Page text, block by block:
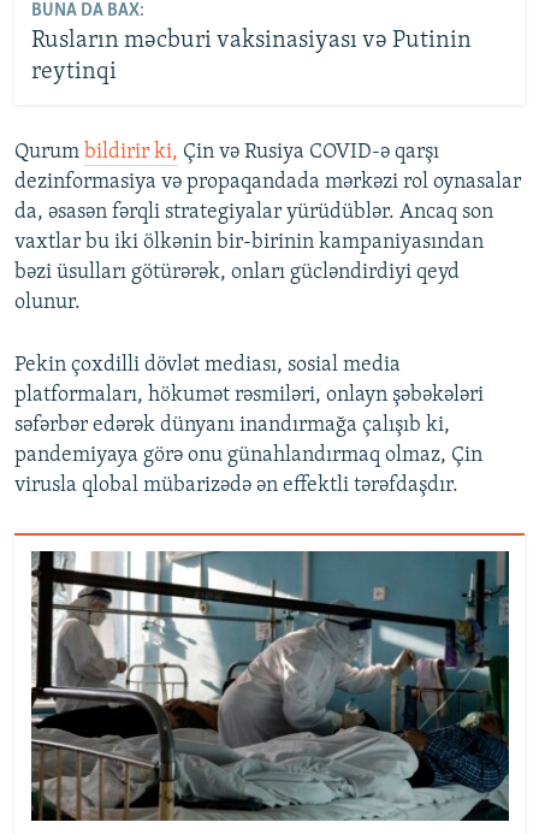
BUNA DA BAX:
Rusların məcburi vaksinasiyası və Putinin
reytinqi
Qurum bildirir ki, Çin və Rusiya COVID-ə qarşı
dezinformasiya və propaqandada mərkəzi rol oynasalar
da, əsasən fərqli strategiyalar yürüdüblər. Ancaq son
vaxtlar bu iki ölkənin bir-birinin kampaniyasından
bəzi üsulları götürərək, onları gücləndirdiyi qeyd
olunur.
Pekin çoxdilli dövlət mediası, sosial media
platformaları, hökumət rəsmiləri, onlayn şəbəkələri
səfərbər edərək dünyanı inandırmağa çalışıb ki,
pandemiyaya görə onu günahlandırmaq olmaz, Çin
virusla qlobal mübarizədə ən effektli tərəfdaşdır.